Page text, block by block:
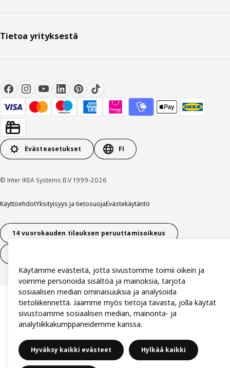
Tietoa yrityksestä
Evästeasetukset FI
© Inter IKEA Systems B.V 1999-2026
KäyttöehdotYksityisyys ja tietosuojaEvästekäytäntö
14 vuorokauden tilauksen peruuttamisoikeus
Käytämme evästeitä, jotta sivustomme toimii oikein ja
voimme personoida sisältöä ja mainoksia, tarjota
sosiaalisen median ominaisuuksia ja analysoida
tietoliikennettä. Jaamme myös tietoja tavasta, jolla käytät
sivustoamme sosiaalisen median, mainonta- ja
analytiikkakumppaneidemme kanssa.
Hyväksy kaikki evästeet Hylkää kaikki